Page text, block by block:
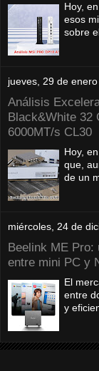
Hoy,
esos
sobre
jueves, 29 de
Análisis
Black&White 32
6000MT/s CL30
Hoy,
que,
de un
miércoles, 24 de
Beelink ME Pro:
entre mini PC y
El
entre
y